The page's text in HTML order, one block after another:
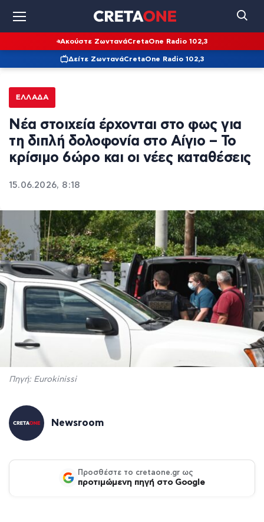
Ακούστε ΖωντανάCretaOne Radio 102,3
Δείτε ΖωντανάCretaOne Radio 102,3
ΕΛΛΆΔΑ
Νέα στοιχεία έρχονται στο φως για
τη διπλή δολοφονία στο Αίγιο – Το
κρίσιμο 6ώρο και οι νέες καταθέσεις
15.06.2026, 8:18
Πηγή: Eurokinissi
Newsroom
Προσθέστε το cretaone.gr ως
προτιμώμενη πηγή στο Google